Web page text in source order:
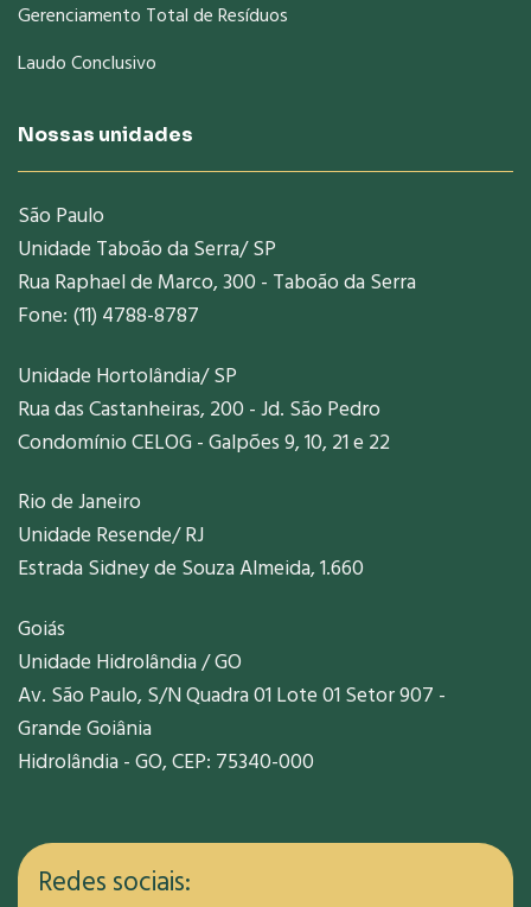
Gerenciamento Total de Resíduos
Laudo Conclusivo
Nossas unidades
São Paulo
Unidade Taboão da Serra/ SP
Rua Raphael de Marco, 300 - Taboão da Serra
Fone: (11) 4788-8787
Unidade Hortolândia/ SP
Rua das Castanheiras, 200 - Jd. São Pedro
Condomínio CELOG - Galpões 9, 10, 21 e 22
Rio de Janeiro
Unidade Resende/ RJ
Estrada Sidney de Souza Almeida, 1.660
Goiás
Unidade Hidrolândia / GO
Av. São Paulo, S/N Quadra 01 Lote 01 Setor 907 -
Grande Goiânia
Hidrolândia - GO, CEP: 75340-000
Redes sociais: